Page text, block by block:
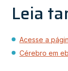
Leia
Acesse a
Cérebro em